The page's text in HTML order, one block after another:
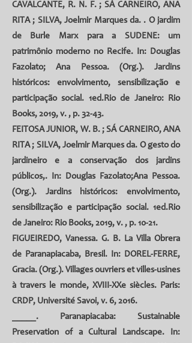
CAVALCANTE, R. N. F.;SÁ CARNEIRO, ANA
RITA; SILVA, Joelmir Marques da. . O jardim
de Burle Marx para a SUDENE: um
patrimônio moderno no Recife. In: Douglas
Fazolato; Ana Pessoa. (Org.). Jardins
históricos: envolvimento, sensibilização e
participação social. 1ed.Rio de Janeiro: Rio
Books, 2019, v. , p. 32-43.
FEITOSA JUNIOR, W. B.;SÁ CARNEIRO, ANA
RITA; SILVA, Joelmir Marques da. O gesto do
jardineiro e a conservação dos jardins
públicos,. In: Douglas Fazolato;Ana Pessoa.
(Org.). Jardins históricos: envolvimento,
sensibilização e participação social. 1ed.Rio
de Janeiro: Rio Books, 2019, v. , p. 10-21.
FIGUEIREDO, Vanessa. G. B. La Villa Obrera
de Paranapiacaba, Bresil. In: DOREL-FERRE,
Gracia. (Org.). Villages ouvriers et villes-usines
à travers le monde, XVIII-XXe siècles. Paris:
CRDP, Université Savoi, v. 6, 2016.
_____. Paranapiacaba: Sustainable
Preservation of a Cultural Landscape. In: